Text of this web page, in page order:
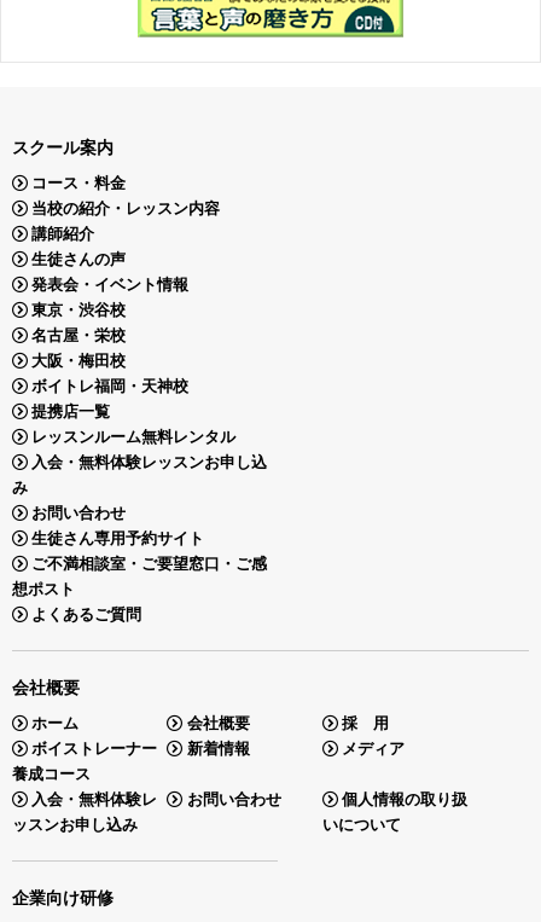
スクール案内
コース・料金
当校の紹介・レッスン内容
講師紹介
生徒さんの声
発表会・イベント情報
東京・渋谷校
名古屋・栄校
大阪・梅田校
ボイトレ福岡・天神校
提携店一覧
レッスンルーム無料レンタル
入会・無料体験レッスンお申し込
み
お問い合わせ
生徒さん専用予約サイト
ご不満相談室・ご要望窓口・ご感
想ポスト
よくあるご質問
会社概要
ホーム 会社概要
採 用
ボイストレーナー
養成コース
新着情報 メディア
入会・無料体験レ
ッスンお申し込み
お問い合わせ
個人情報の取り扱
いについて
企業向け研修